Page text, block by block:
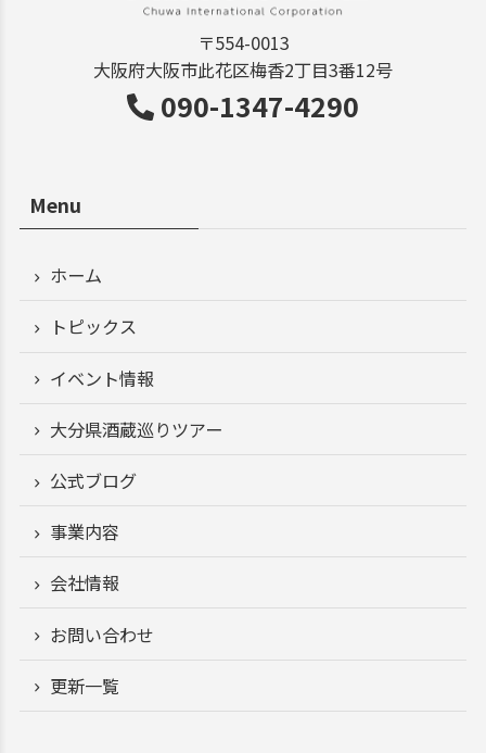
〒554-0013
大阪府大阪市此花区梅香2丁目3番12号
090-1347-4290
Menu
ホーム
トピックス
イベント情報
大分県酒蔵巡りツアー
公式ブログ
事業内容
会社情報
お問い合わせ
更新一覧